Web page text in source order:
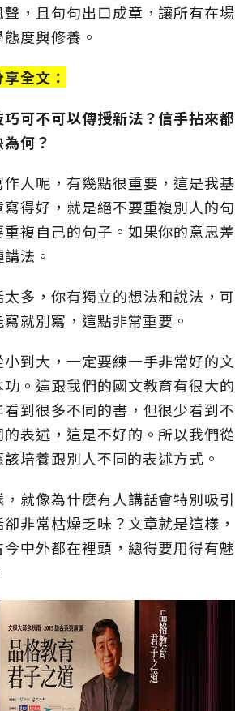
，且句句出口成章，讓所有在場
度與修養。
全文：
可不可以傳授新法？信手拈來都
何？
人呢，有幾點很重要，這是我基
得好，就是絕不要重複別人的句
複自己的句子。如果你的意思差
法。
多，你有獨立的想法和說法，可
就別寫，這點非常重要。
到大，一定要練一手非常好的文
。這跟我們的國文教育有很大的
到很多不同的書，但很少看到不
表述，這是不好的。所以我們從
培養跟別人不同的表述方式。
就像為什麼有人講話會特別吸引
非常枯燥乏味？文章就是這樣，
中外都在裡頭，總得要用得有魅